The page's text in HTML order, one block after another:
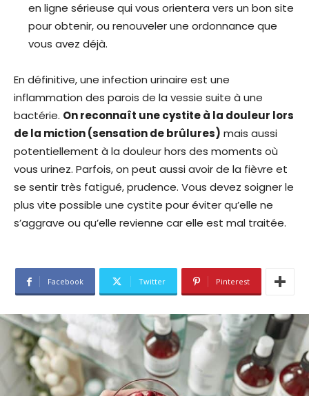
en ligne sérieuse qui vous orientera vers un bon site
pour obtenir, ou renouveler une ordonnance que
vous avez déjà.
En définitive, une infection urinaire est une
inflammation des parois de la vessie suite à une
bactérie. On reconnaît une cystite à la douleur lors
de la miction (sensation de brûlures) mais aussi
potentiellement à la douleur hors des moments où
vous urinez. Parfois, on peut aussi avoir de la fièvre et
se sentir très fatigué, prudence. Vous devez soigner le
plus vite possible une cystite pour éviter qu’elle ne
s’aggrave ou qu’elle revienne car elle est mal traitée.
Facebook Twitter Pinterest